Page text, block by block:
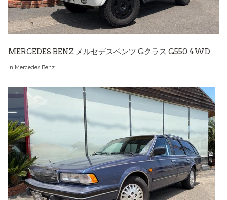
MERCEDES BENZ メルセデスベンツ Gクラス G550 4WD
in Mercedes Benz